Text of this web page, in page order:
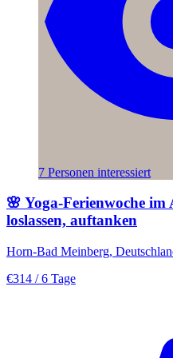
7 Personen interessiert
🌸 Yoga-Ferienwoche
loslassen, auftanken
Horn-Bad Meinberg,
€314 / 6 Tage